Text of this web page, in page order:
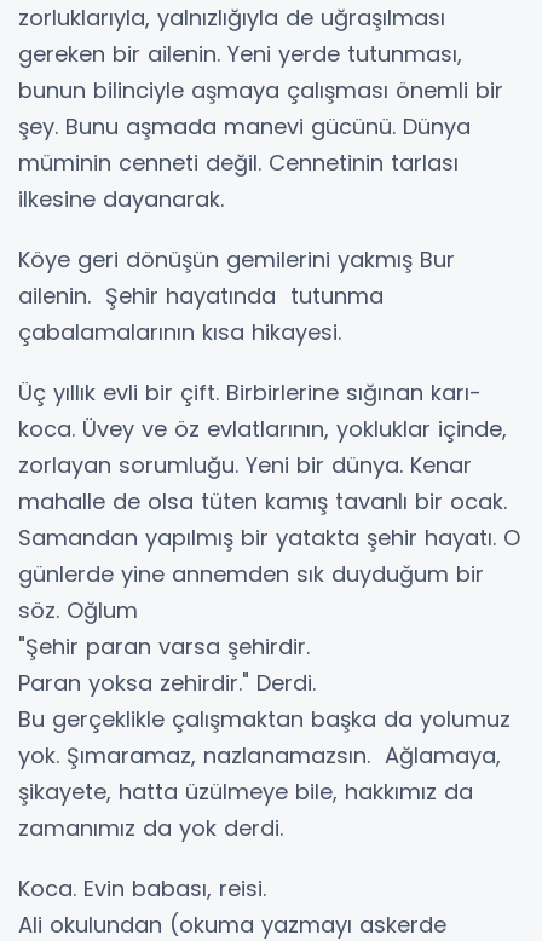
zorluklarıyla, yalnızlığıyla de uğraşılması
gereken bir ailenin. Yeni yerde tutunması,
bunun bilinciyle aşmaya çalışması önemli bir
şey. Bunu aşmada manevi gücünü. Dünya
müminin cenneti değil. Cennetinin tarlası
ilkesine dayanarak.
Köye geri dönüşün gemilerini yakmış Bur
ailenin. Şehir hayatında tutunma
çabalamalarının kısa hikayesi.
Üç yıllık evli bir çift. Birbirlerine sığınan karı-
koca. Üvey ve öz evlatlarının, yokluklar içinde,
zorlayan sorumluğu. Yeni bir dünya. Kenar
mahalle de olsa tüten kamış tavanlı bir ocak.
Samandan yapılmış bir yatakta şehir hayatı. O
günlerde yine annemden sık duyduğum bir
söz. Oğlum
"Şehir paran varsa şehirdir.
Paran yoksa zehirdir." Derdi.
Bu gerçeklikle çalışmaktan başka da yolumuz
yok. Şımaramaz, nazlanamazsın. Ağlamaya,
şikayete, hatta üzülmeye bile, hakkımız da
zamanımız da yok derdi.
Koca. Evin babası, reisi.
Ali okulundan (okuma yazmayı askerde